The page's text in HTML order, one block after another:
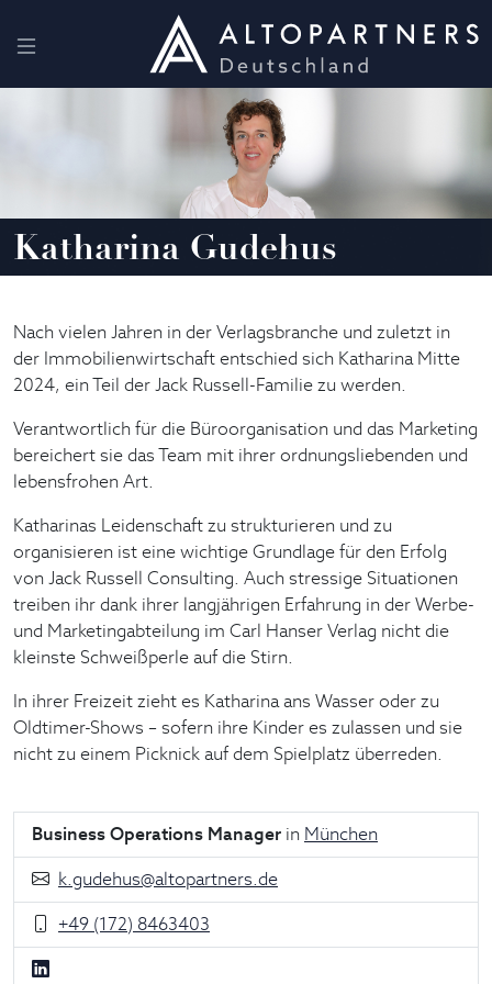
Katharina Gudehus
Nach vielen Jahren in der Verlagsbranche und zuletzt in
der Immobilienwirtschaft entschied sich Katharina Mitte
2024, ein Teil der Jack Russell-Familie zu werden.
Verantwortlich für die Büroorganisation und das Marketing
bereichert sie das Team mit ihrer ordnungsliebenden und
lebensfrohen Art.
Katharinas Leidenschaft zu strukturieren und zu
organisieren ist eine wichtige Grundlage für den Erfolg
von Jack Russell Consulting. Auch stressige Situationen
treiben ihr dank ihrer langjährigen Erfahrung in der Werbe-
und Marketingabteilung im Carl Hanser Verlag nicht die
kleinste Schweißperle auf die Stirn.
In ihrer Freizeit zieht es Katharina ans Wasser oder zu
Oldtimer-Shows – sofern ihre Kinder es zulassen und sie
nicht zu einem Picknick auf dem Spielplatz überreden.
Business Operations Manager in München
k.gudehus@altopartners.de
+49 (172) 8463403